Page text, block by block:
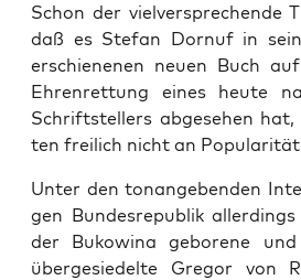
Schon der viel­ver­spre­chen­de
daß es Ste­fan Dor­nuf in
erschie­ne­nen neu­en Buch
Ehren­ret­tung eines heu­te
Schrift­stel­lers abge­se­hen
ten frei­lich nicht an
Unter den ton­an­ge­ben­den
gen Bun­des­re­pu­blik
der Buko­wi­na gebo­re­ne
über­ge­sie­del­te Gre­gor von